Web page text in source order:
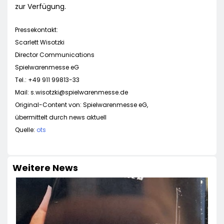
zur Verfügung.
Pressekontakt:
Scarlett Wisotzki
Director Communications
Spielwarenmesse eG
Tel.: +49 911 99813-33
Mail: s.wisotzki@spielwarenmesse.de
Original-Content von: Spielwarenmesse eG,
übermittelt durch news aktuell
Quelle: ots
Weitere News